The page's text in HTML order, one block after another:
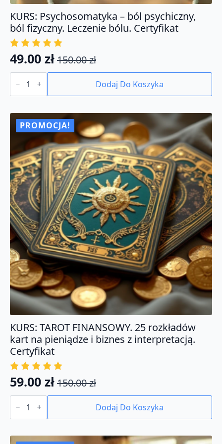
KURS: Psychosomatyka – ból psychiczny,
ból fizyczny. Leczenie bólu. Certyfikat
150.00zł
Pierwotna
cena
wynosiła:
150.00 zł.
49.00 zł
Aktualna
cena
wynosi:
49.00 zł.
ilość
KURS:
-
psychiczny,
ból
fizyczny.
Leczenie
bólu.
Certyfikat
Dodaj Do Koszyka
PROMOCJA!
KURS: TAROT FINANSOWY. 25 rozkładów
kart na pieniądze i biznes z interpretacją.
Certyfikat
150.00zł
Pierwotna
cena
wynosiła:
150.00 zł.
59.00 zł
Aktualna
cena
wynosi:
59.00 zł.
ilość
KURS:
FINANSOWY.
rozkładów
Dodaj Do Koszyka